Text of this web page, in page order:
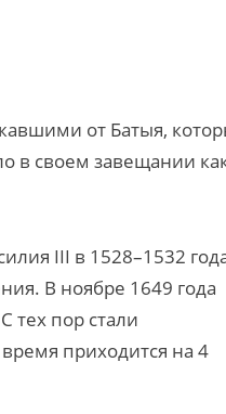
от Батыя,
в своем завещании
III в 1528–1532
В ноябре 1649 года
тех пор стали
приходится на 4